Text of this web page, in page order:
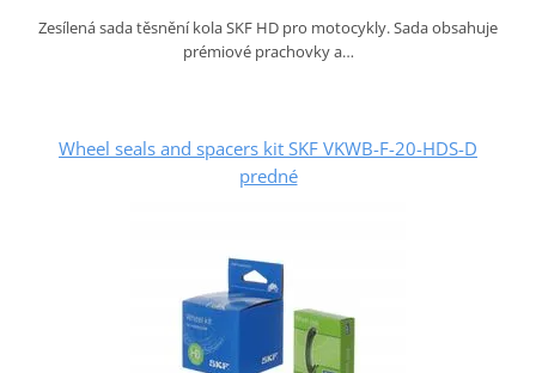
Zesílená sada těsnění kola SKF HD pro motocykly. Sada obsahuje
prémiové prachovky a…
Wheel seals and spacers kit SKF VKWB-F-20-HDS-D
predné